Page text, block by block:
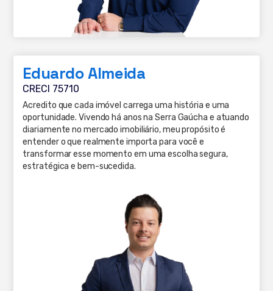
Eduardo Almeida
CRECI 75710
Acredito que cada imóvel carrega uma história e uma
oportunidade. Vivendo há anos na Serra Gaúcha e atuando
diariamente no mercado imobiliário, meu propósito é
entender o que realmente importa para você e
transformar esse momento em uma escolha segura,
estratégica e bem-sucedida.